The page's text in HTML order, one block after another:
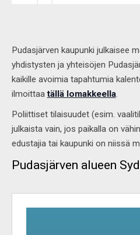
Pudasjärven kaupunki julkaisee
yhdistysten ja yhteisöjen
kaikille avoimia tapahtumia
ilmoittaatällä lomakkeella.
Poliittiset tilaisuudet (esim.
julkaista vain, jos paikalla on
edustajia tai kaupunki on niissä
Pudasjärven alueen